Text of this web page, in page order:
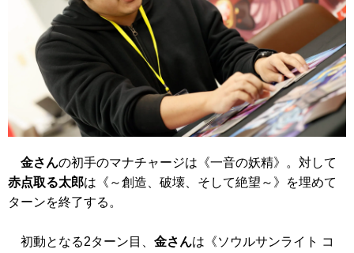
金さんの初手のマナチャージは 《一音の妖精》
。対して
赤点取る太郎は 《～創造、破壊、そして絶望～》
を埋めて
ターンを終了する。
初動となる2ターン目、 金さんは 《ソウルサンライト コ